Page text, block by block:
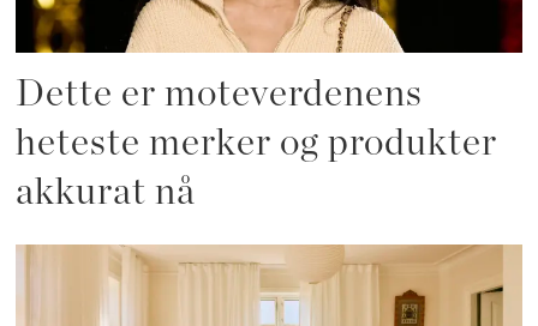
Dette er moteverdenens
heteste merker og produkter
akkurat nå